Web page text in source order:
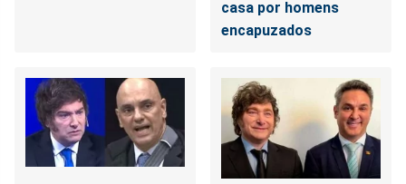
casa por homens
encapuzados